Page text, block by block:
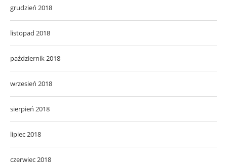
grudzień 2018
listopad 2018
październik 2018
wrzesień 2018
sierpień 2018
lipiec 2018
czerwiec 2018